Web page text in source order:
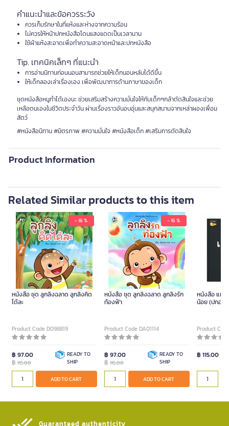
คำแนะนำและข้อควรระวัง
ควรเก็บรักษาในที่แห้งและห่างจากความร้อน
ไม่ควรให้หน้าปกหนังสือโดนแสงแดดเป็นเวลานาน
ใช้ผ้าแห้งสะอาดเพื่อทำความสะอาดหน้าและปกหนังสือ
Tip. เทคนิคเล็กๆ ที่แนะนำ
การอ่านนิทานก่อนนอนสามารถช่วยให้เด็กนอนหลับได้ดีขึ้น
ให้เด็กลองเล่าเรื่องเอง เพื่อพัฒนาการด้านภาษาของเด็ก
ชุดหนังสือหนูทำได้เองนะ ช่วยเสริมสร้างความมั่นใจให้กับเด็กๆกล้าตัดสินใจและช่วย
เหลือตนเองในชีวิตประจำวัน ผ่านเรื่องราวอันอบอุ่นและสนุกสนานจากเหล่าผองเพื่อน
สัตว์
#หนังสือนิทาน #มิตรภาพ #ความมั่นใจ #หนังสือเด็ก #เสริมการตัดสินใจ
Product Information
Related Similar products to this item
- 16 %
หนังสือ ชุด ลูกลิงฉลาด ลูกลิงคิด
ได้ละ
Product Code D098819
฿ 97.00
฿ 115.00
READY TO
SHIP
ADD TO CART
- 16 %
หนังสือ ชุด ลูกลิงฉลาด ลูกลิงรัก
ท้องฟ้า
Product Code DA01114
฿ 97.00
฿ 115.00
READY TO
SHIP
ADD TO CART
หนังสือ แม่จ๋
น้อย (ปกอ่อ
Product
฿ 115.00
Guaranteed authenticity​